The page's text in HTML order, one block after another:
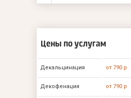
Цены по услугам
Декальцинация от 790 р
Декофенация от 790 р